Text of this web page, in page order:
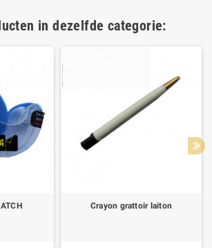
in dezelfde categorie:
Crayon grattoir laiton